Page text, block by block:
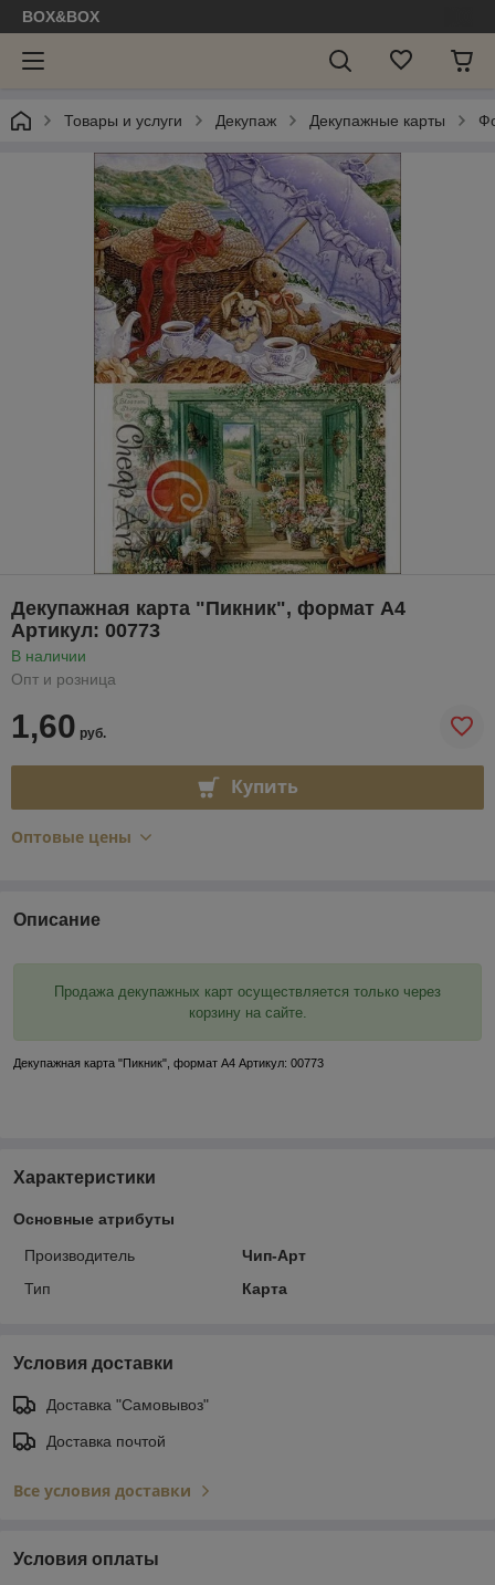
BOX&BOX
Товары и услуги Декупаж Декупажные карты
Декупажная карта "Пикник", формат А4
Артикул: 00773
В наличии
Опт и розница
1,60 руб.
Купить
Оптовые цены
Описание
Продажа декупажных карт осуществляется только через
корзину на сайте.
Декупажная карта "Пикник", формат А4 Артикул: 00773
Характеристики
Основные атрибуты
Производитель
Чип-Арт
Тип
Карта
Условия доставки
Доставка "Самовывоз"
Доставка почтой
Все условия доставки
Условия оплаты